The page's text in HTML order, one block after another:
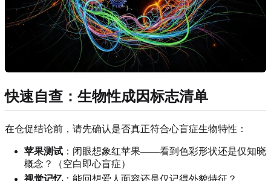
快速自查：生物性成因标志清单
在仓促结论前，请先确认是否真正符合心盲症生物特性：
苹果测试 ：闭眼想象红苹果——看到色彩形状还是仅知晓
概念？（空白即心盲症）